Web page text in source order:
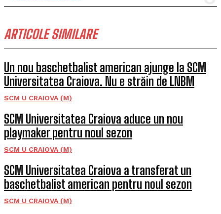
ARTICOLE SIMILARE
Un nou baschetbalist american ajunge la SCM
Universitatea Craiova. Nu e străin de LNBM
SCM U CRAIOVA (M)
SCM Universitatea Craiova aduce un nou
playmaker pentru noul sezon
SCM U CRAIOVA (M)
SCM Universitatea Craiova a transferat un
baschetbalist american pentru noul sezon
SCM U CRAIOVA (M)